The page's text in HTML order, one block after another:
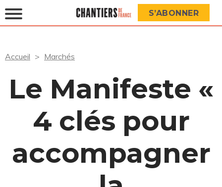
S’ABONNER
Accueil Marchés
Le Manifeste «
4 clés pour
accompagner